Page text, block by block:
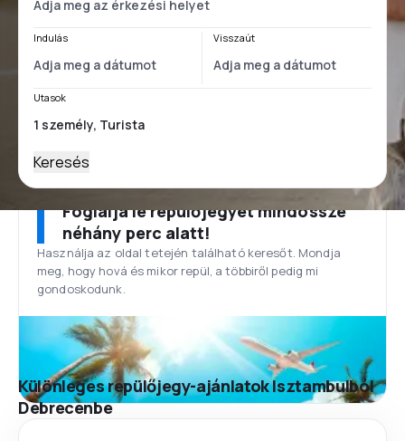
Indulás Visszaút
Utasok
Keresés
Foglalja le repülőjegyét mindössze
néhány perc alatt!
Használja az oldal tetején található keresőt. Mondja
meg, hogy hová és mikor repül, a többiről pedig mi
gondoskodunk.
Különleges repülőjegy-ajánlatok Isztambulból
Debrecenbe